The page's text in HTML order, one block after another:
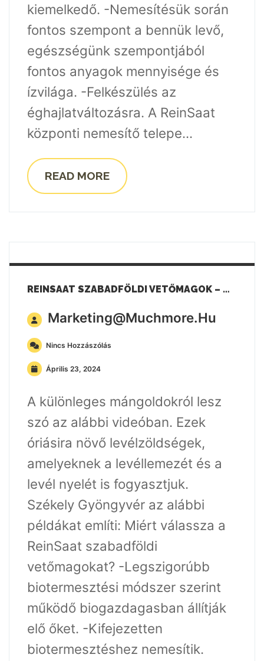
kiemelkedő. -Nemesítésük során
fontos szempont a bennük levő,
egészségünk szempontjából
fontos anyagok mennyisége és
ízvilága. -Felkészülés az
éghajlatváltozásra. A ReinSaat
központi nemesítő telepe...
READ MORE
REINSAAT SZABADFÖLDI VETŐMAGOK – MÁNGOLD
Marketing@muchmore.hu
Nincs Hozzászólás
Április 23, 2024
A különleges mángoldokról lesz
szó az alábbi videóban. Ezek
óriásira növő levélzöldségek,
amelyeknek a levéllemezét és a
levél nyelét is fogyasztjuk.
Székely Gyöngyvér az alábbi
példákat említi: Miért válassza a
ReinSaat szabadföldi
vetőmagokat? -Legszigorúbb
biotermesztési módszer szerint
működő biogazdagasban állítják
elő őket. -Kifejezetten
biotermesztéshez nemesítik.